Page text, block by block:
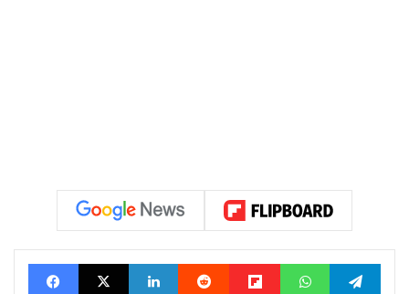
FacebookX Linkedin Reddit FlipboardWhatsApp